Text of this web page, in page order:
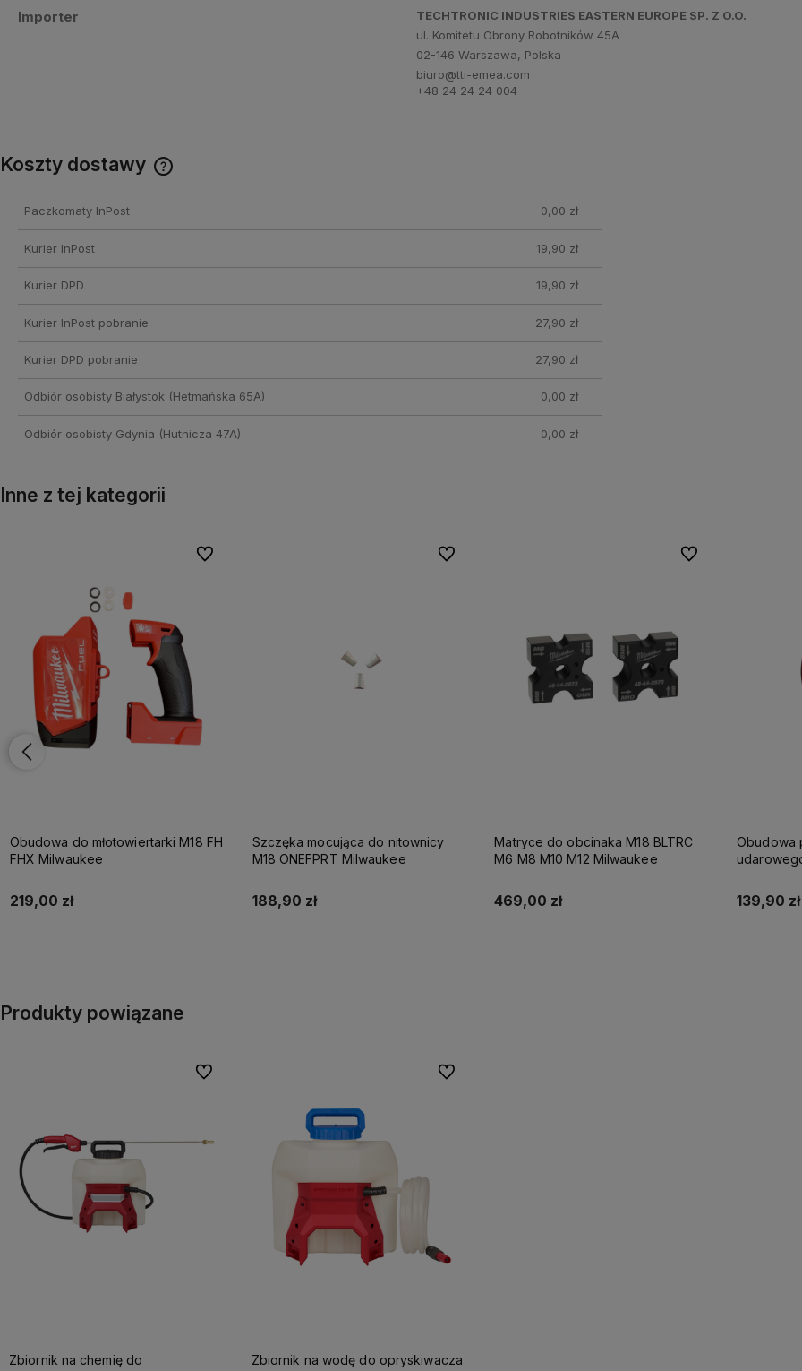
Importer
TECHTRONIC INDUSTRIES EASTERN EUROPE SP. Z O.O.
ul. Komitetu Obrony Robotników 45A
02-146 Warszawa, Polska
biuro@tti-emea.com
+48 24 24 24 004
Koszty dostawy
Paczkomaty InPost 0,00 zł
Kurier InPost 19,90 zł
Kurier DPD 19,90 zł
Kurier InPost pobranie 27,90 zł
Kurier DPD pobranie 27,90 zł
Odbiór osobisty Białystok(Hetmańska 65A) 0,00 zł
Odbiór osobisty Gdynia (Hutnicza 47A) 0,00 zł
Inne z tej kategorii
Obudowa do młotowiertarki M18 FH
FHX Milwaukee
219,00 zł
Do ulubionych
Do ulubionych
Szczęka mocująca do nitownicy
M18 ONEFPRT Milwaukee
188,90 zł
Do ulubionych
Do ulubionych
Matryce do obcinaka M18 BLTRC
M6 M8 M10 M12 Milwaukee
469,00 zł
Do ulubionych
Do ulubionych
Obudowa
139,90 zł
Produkty powiązane
Zbiornik na chemię do
Do ulubionych
Zbiornik na wodę do opryskiwacza
Do ulubionych